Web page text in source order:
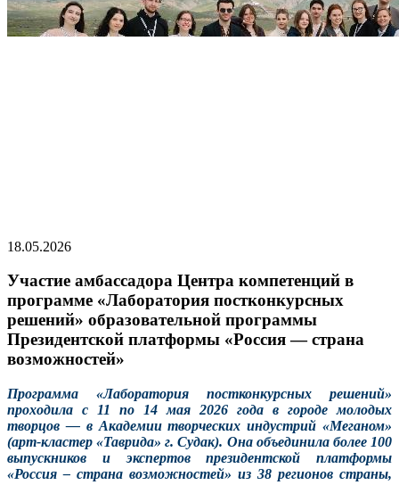
18.05.2026
Участие амбассадора Центра компетенций в
программе «Лаборатория постконкурсных
решений» образовательной программы
Президентской платформы «Россия — страна
возможностей»
Программа «Лаборатория постконкурсных решений»
проходила с 11 по 14 мая 2026 года в городе молодых
творцов — в Академии творческих индустрий «Меганом»
(арт-кластер «Таврида» г. Судак). Она объединила более 100
выпускников и экспертов президентской платформы
«Россия – страна возможностей» из 38 регионов страны,